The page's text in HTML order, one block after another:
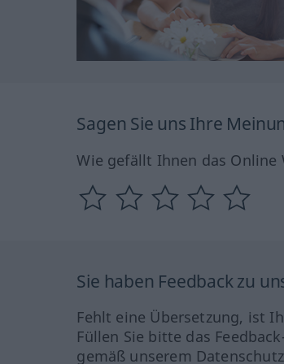
Sagen Sie uns Ihre
Wie gefällt Ihnen das Online
Sie haben Feedback zu
Fehlt eine Übersetzung, ist
Füllen Sie bitte das
gemäß unserem